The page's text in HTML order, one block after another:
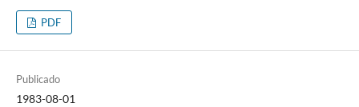
PDF
Publicado
1983-08-01